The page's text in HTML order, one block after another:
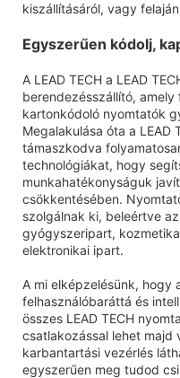
kiszállításáról, vagy
Egyszerűen kódolj,
A LEAD TECH a LEAD
berendezésszállító,
kartonkódoló nyomtatók
Megalakulása óta a LEAD
támaszkodva
technológiákat, hogy
munkahatékonyságuk
csökkentésében.
szolgálnak ki, beleértve
gyógyszeripart,
elektronikai ipart.
A mi elképzelésünk, hogy
felhasználóbaráttá és
összes LEAD TECH
csatlakozással lehet majd
karbantartási vezérlés
egyszerűen meg tudod